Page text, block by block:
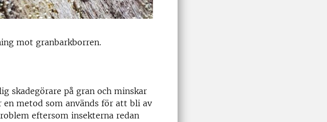
mot granbarkborren.
skadegörare på gran och minskar
metod som används för att bli av
eftersom insekterna redan